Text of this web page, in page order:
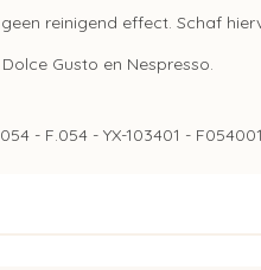
reinigend effect. Schaf
Gusto en Nespresso.
- F.054 - YX-103401 -